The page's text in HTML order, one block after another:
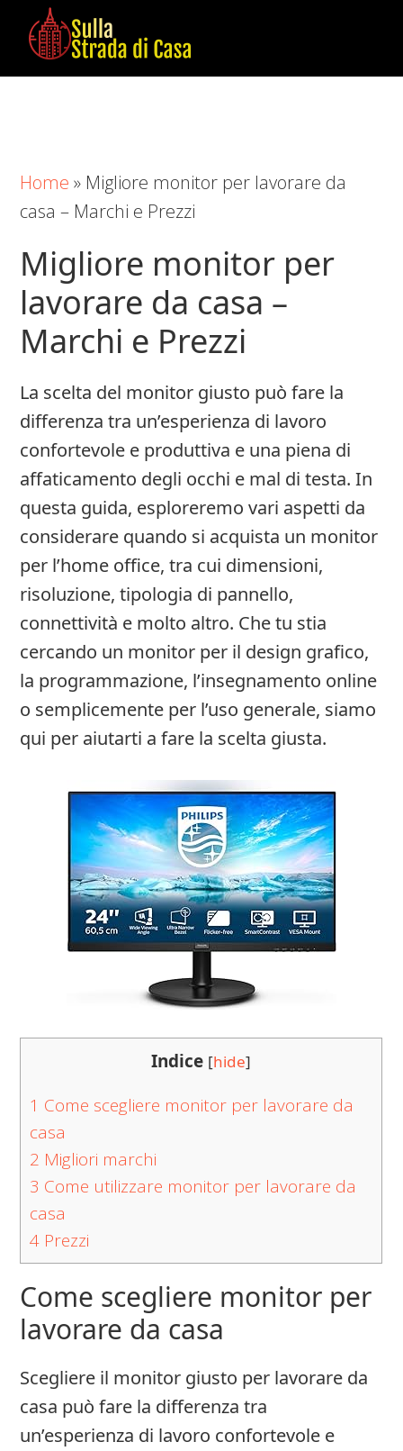
main
primary
footer
Sulla
in
Home » Migliore monitor per lavorare da
casa – Marchi e Prezzi
Migliore monitor per
lavorare da casa –
Marchi e Prezzi
La scelta del monitor giusto può fare la
differenza tra un’esperienza di lavoro
confortevole e produttiva e una piena di
affaticamento degli occhi e mal di testa. In
questa guida, esploreremo vari aspetti da
considerare quando si acquista un monitor
per l’home office, tra cui dimensioni,
risoluzione, tipologia di pannello,
connettività e molto altro. Che tu stia
cercando un monitor per il design grafico,
la programmazione, l’insegnamento online
o semplicemente per l’uso generale, siamo
qui per aiutarti a fare la scelta giusta.
Indice [hide]
1 Come scegliere monitor per lavorare da
casa
2 Migliori marchi
3 Come utilizzare monitor per lavorare da
casa
4 Prezzi
Come scegliere monitor per
lavorare da casa
Scegliere il monitor giusto per lavorare da
casa può fare la differenza tra
un’esperienza di lavoro confortevole e